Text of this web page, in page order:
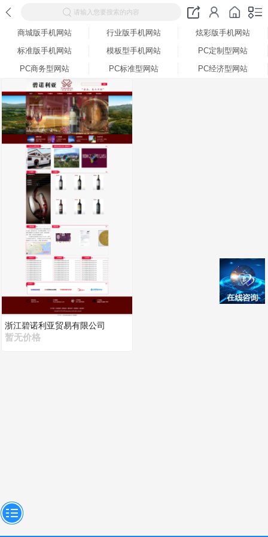
请输入您要搜索的内容
商城版手机网站 行业版手机网站
炫彩版手机网站
标准版手机网站
模板型手机网站
PC定制型网站
PC商务型网站
PC标准型网站 PC经济型网站
浙江碧诺利亚贸易有限公司
暂无价格